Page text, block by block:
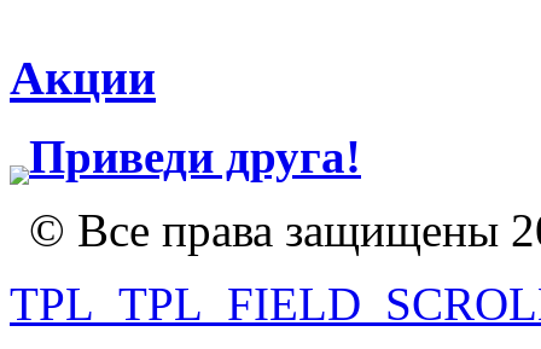
Акции
Приведи друга!
© Все права защищены